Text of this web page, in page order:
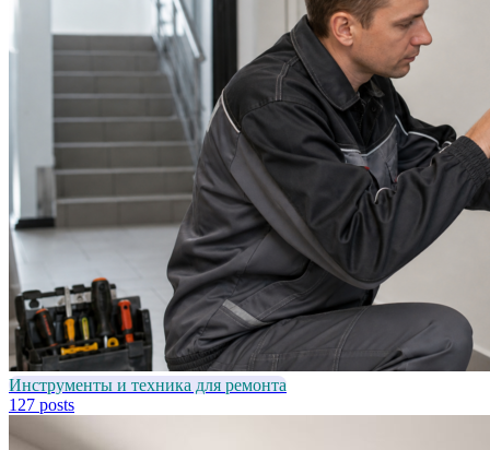
Инструменты и техника для ремонта
127 posts